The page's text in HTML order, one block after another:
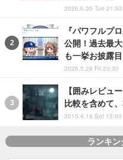
2026.6.30 Tue 21:53
『パワフルプ
公開！過去最
も一挙お披露目
2026.5.29 Fri 20:30
【囲みレビュ
比較を含めて
2015.4.18 Sat 15:00
ランキ